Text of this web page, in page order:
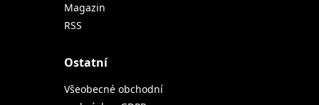
Magazin
RSS
Ostatní
Všeobecné obchodní